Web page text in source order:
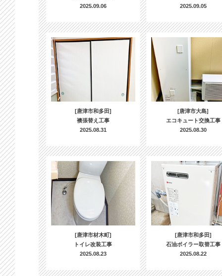
2025.09.06
2025.09.05
[唐津市和多田]
襖張替え工事
2025.08.31
[唐津市大島]
エコキュート交換工事
2025.08.30
[唐津市材木町]
トイレ改装工事
2025.08.23
[唐津市和多田]
石油ボイラー取替工事
2025.08.22